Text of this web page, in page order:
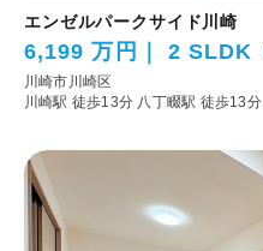
エンゼルパークサイド川崎
6,199 万円 2 SLDK
川崎市川崎区
川崎駅 徒歩13分 八丁畷駅 徒歩13分